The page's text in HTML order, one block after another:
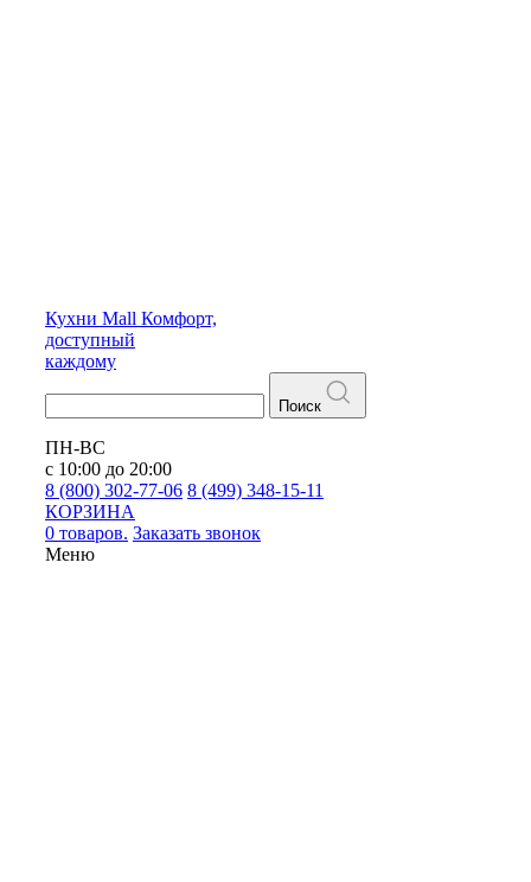
Кухни Mall Комфорт,
доступный
каждому
Поиск
ПН-ВС
с 10:00 до 20:00
8 (800) 302-77-06 8 (499) 348-15-11
КОРЗИНА
0 товаров. Заказать звонок
Меню